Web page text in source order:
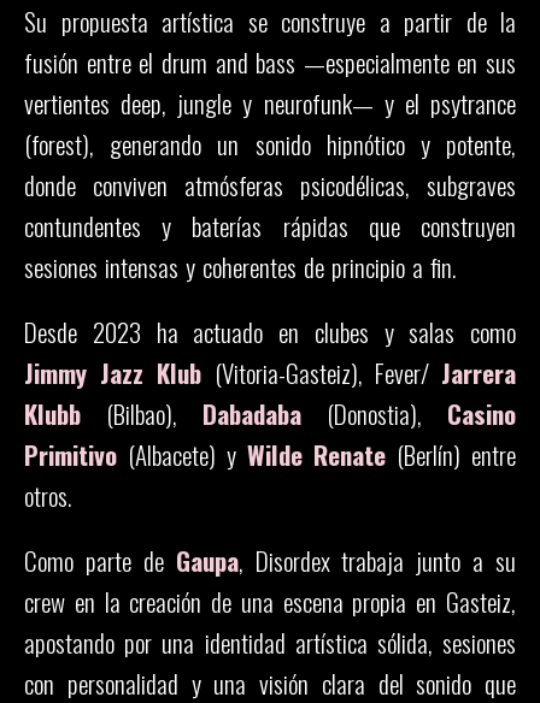
Su propuesta artística se construye a partir de la
fusión entre el drum and bass —especialmente en sus
vertientes deep, jungle y neurofunk— y el psytrance
(forest), generando un sonido hipnótico y potente,
donde conviven atmósferas psicodélicas, subgraves
contundentes y baterías rápidas que construyen
sesiones intensas y coherentes de principio a fin.
Desde 2023 ha actuado en clubes y salas como
Jimmy Jazz Klub (Vitoria-Gasteiz), Fever/ Jarrera
Klubb (Bilbao), Dabadaba (Donostia), Casino
Primitivo (Albacete) y Wilde Renate (Berlín) entre
otros.
Como parte de Gaupa, Disordex trabaja junto a su
crew en la creación de una escena propia en Gasteiz,
apostando por una identidad artística sólida, sesiones
con personalidad y una visión clara del sonido que